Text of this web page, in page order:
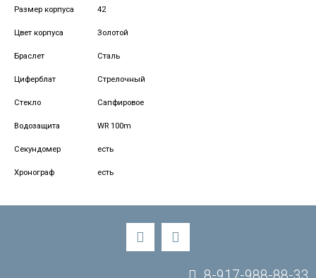
Размер корпуса 42
Цвет корпуса Золотой
Браслет Сталь
Циферблат Стрелочный
Стекло Сапфировое
Водозащита WR 100m
Секундомер есть
Хронограф есть